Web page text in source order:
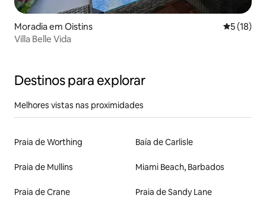
Moradia em Oistins
5 (18)
Villa Belle Vida
Destinos para explorar
Melhores vistas nas proximidades
Praia de Worthing Baía de Carlisle
Praia de Mullins Miami Beach, Barbados
Praia de Crane Praia de Sandy Lane